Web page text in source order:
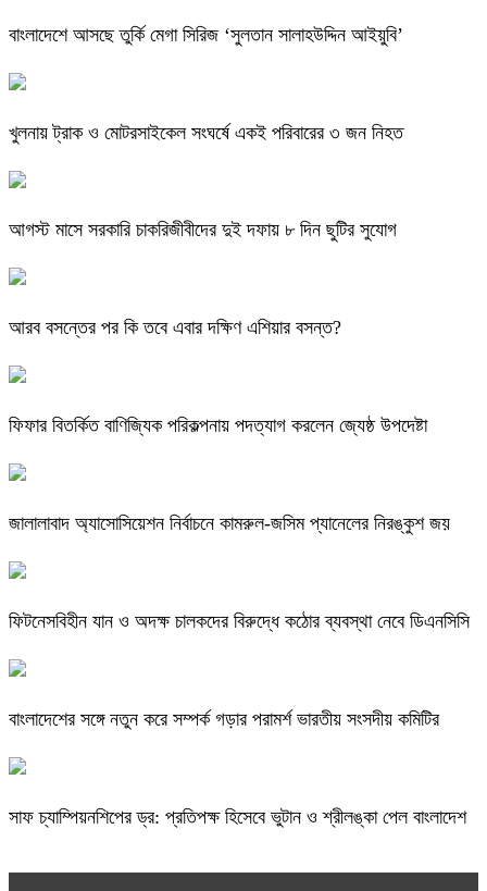
বাংলাদেশে আসছে তুর্কি মেগা সিরিজ ‘সুলতান সালাহউদ্দিন আইয়ুবি’
খুলনায় ট্রাক ও মোটরসাইকেল সংঘর্ষে একই পরিবারের ৩ জন নিহত
আগস্ট মাসে সরকারি চাকরিজীবীদের দুই দফায় ৮ দিন ছুটির সুযোগ
আরব বসন্তের পর কি তবে এবার দক্ষিণ এশিয়ার বসন্ত?
ফিফার বিতর্কিত বাণিজ্যিক পরিকল্পনায় পদত্যাগ করলেন জ্যেষ্ঠ উপদেষ্টা
জালালাবাদ অ্যাসোসিয়েশন নির্বাচনে কামরুল-জসিম প্যানেলের নিরঙ্কুশ জয়
ফিটনেসবিহীন যান ও অদক্ষ চালকদের বিরুদ্ধে কঠোর ব্যবস্থা নেবে ডিএনসিসি
বাংলাদেশের সঙ্গে নতুন করে সম্পর্ক গড়ার পরামর্শ ভারতীয় সংসদীয় কমিটির
সাফ চ্যাম্পিয়নশিপের ড্র: প্রতিপক্ষ হিসেবে ভুটান ও শ্রীলঙ্কা পেল বাংলাদেশ